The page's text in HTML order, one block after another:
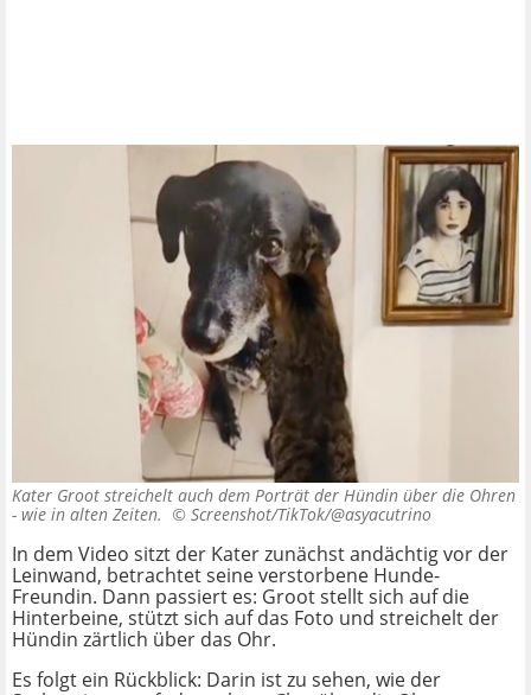
Kater Groot streichelt auch dem Porträt der Hündin über die Ohren
- wie in alten Zeiten. © Screenshot/TikTok/@asyacutrino
In dem Video sitzt der Kater zunächst andächtig vor der
Leinwand, betrachtet seine verstorbene Hunde-
Freundin. Dann passiert es: Groot stellt sich auf die
Hinterbeine, stützt sich auf das Foto und streichelt der
Hündin zärtlich über das Ohr.
Es folgt ein Rückblick: Darin ist zu sehen, wie der